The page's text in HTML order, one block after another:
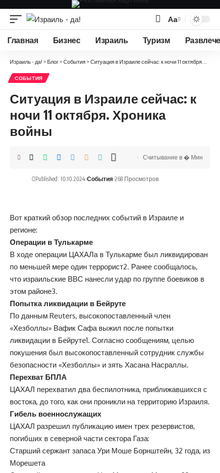
Изменение
размера
Аа
Главная Бизнес Израиль Туризм
Израиль - да! > Блог > События > Ситуация в Израиле сейчас: к ночи 11 октября. Хроника войны
СОБЫТИЯ
Ситуация в Израиле сейчас: к
ночи 11 октября. Хроника
войны
Published: 10.10.2024 События 268 Просмотров
Считывание в � Мин
Вот краткий обзор последних событий в Израиле и
регионе:
Операции в Тулькарме
В ходе операции ЦАХАЛа в Тулькарме был ликвидирован
по меньшей мере один террорист2. Ранее сообщалось,
что израильские ВВС нанесли удар по группе боевиков в
этом районе3.
Попытка ликвидации в Бейруте
По данным Reuters, высокопоставленный член
«Хезболлы» Вафик Сафа выжил после попытки
ликвидации в Бейруте1. Согласно сообщениям, целью
покушения был высокопоставленный сотрудник службы
безопасности «Хезболлы» и зять Хасана Насраллы.
Перехват БПЛА
ЦАХАЛ перехватил два беспилотника, приближавшихся с
востока, до того, как они проникли на территорию Израиля.
Гибель военнослужащих
ЦАХАЛ разрешил публикацию имен трех резервистов,
погибших в северной части сектора Газа:
Старший сержант запаса Ури Моше Борнштейн, 32 года, из
Морешета